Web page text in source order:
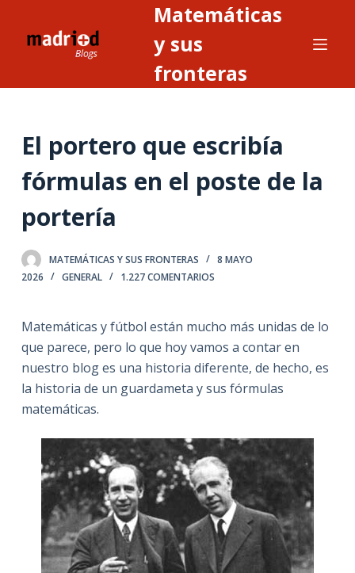
e
n
d
o
Matemáticas
y sus
fronteras
El portero que escribía
fórmulas en el poste de la
portería
MATEMÁTICAS Y SUS FRONTERAS
8 MAYO
2026
GENERAL 1.227 COMENTARIOS
Matemáticas y fútbol están mucho más unidas de lo
que parece, pero lo que hoy vamos a contar en
nuestro blog es una historia diferente, de hecho, es
la historia de un guardameta y sus fórmulas
matemáticas.